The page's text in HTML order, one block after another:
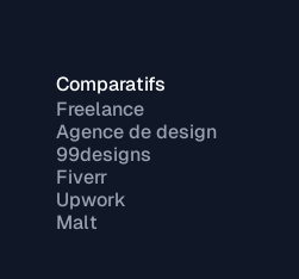
Comparatifs
Freelance
Agence de design
99designs
Fiverr
Upwork
Malt